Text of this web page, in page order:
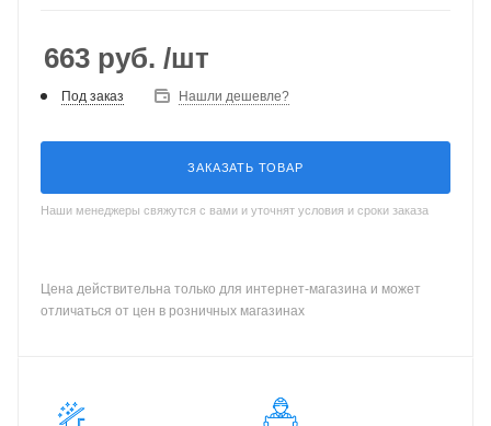
663 руб. /шт
Под заказ Нашли дешевле?
ЗАКАЗАТЬ ТОВАР
Наши менеджеры свяжутся с вами и уточнят условия и сроки заказа
Цена действительна только для интернет-магазина и может
отличаться от цен в розничных магазинах